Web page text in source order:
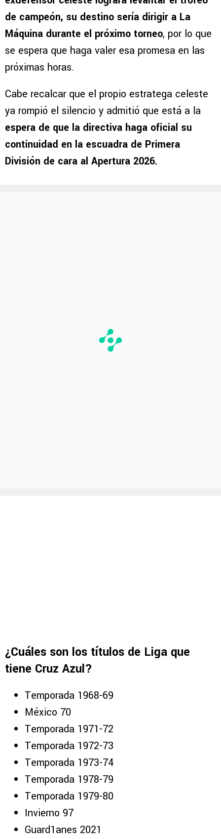
de campeón, su destino sería dirigir a La
Máquina durante el próximo torneo, por lo que
se espera que haga valer esa promesa en las
próximas horas.
Cabe recalcar que el propio estratega celeste
ya rompió el silencio y admitió que está a la
espera de que la directiva haga oficial su
continuidad en la escuadra de Primera
División de cara al Apertura 2026.
¿Cuáles son los títulos de Liga que
tiene Cruz Azul?
Temporada 1968-69
México 70
Temporada 1971-72
Temporada 1972-73
Temporada 1973-74
Temporada 1978-79
Temporada 1979-80
Invierno 97
Guard1anes 2021